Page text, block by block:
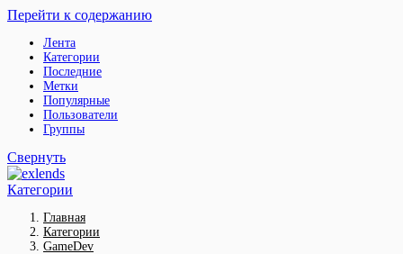
Перейти к содержанию
Лента
Категории
Последние
Метки
Популярные
Пользователи
Группы
Свернуть
Категории
Главная
Категории
GameDev